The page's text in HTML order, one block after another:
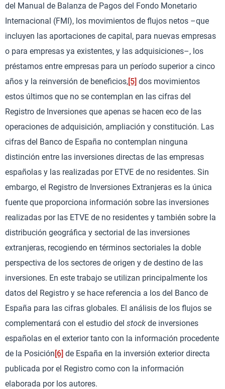
del Manual de Balanza de Pagos del Fondo Monetario
Internacional (FMI), los movimientos de flujos netos –que
incluyen las aportaciones de capital, para nuevas empresas
o para empresas ya existentes, y las adquisiciones–, los
préstamos entre empresas para un período superior a cinco
años y la reinversión de beneficios,[5] dos movimientos
estos últimos que no se contemplan en las cifras del
Registro de Inversiones que apenas se hacen eco de las
operaciones de adquisición, ampliación y constitución. Las
cifras del Banco de España no contemplan ninguna
distinción entre las inversiones directas de las empresas
españolas y las realizadas por ETVE de no residentes. Sin
embargo, el Registro de Inversiones Extranjeras es la única
fuente que proporciona información sobre las inversiones
realizadas por las ETVE de no residentes y también sobre la
distribución geográfica y sectorial de las inversiones
extranjeras, recogiendo en términos sectoriales la doble
perspectiva de los sectores de origen y de destino de las
inversiones. En este trabajo se utilizan principalmente los
datos del Registro y se hace referencia a los del Banco de
España para las cifras globales. El análisis de los flujos se
complementará con el estudio del stock de inversiones
españolas en el exterior tanto con la información procedente
de la Posición [6] de España en la inversión exterior directa
publicada por el Registro como con la información
elaborada por los autores.